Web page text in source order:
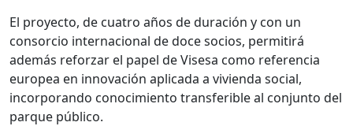
El proyecto, de cuatro años de duración y con un
consorcio internacional de doce socios, permitirá
además reforzar el papel de Visesa como referencia
europea en innovación aplicada a vivienda social,
incorporando conocimiento transferible al conjunto del
parque público.